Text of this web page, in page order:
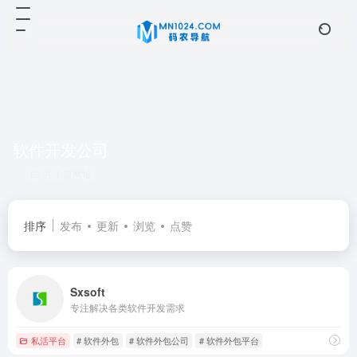
排序 发布 更新 浏览 点赞
Sxsoft
专注解决各类软件开发需求
私活平台 # 软件外包 # 软件外包公司 # 软件外包平台